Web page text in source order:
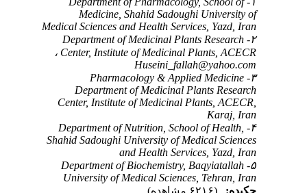
Medicine, Shahid Sadoughi University of
Medical Sciences and Health Services, Yazd, Iran
۲- Department of Medicinal Plants Research
Center, Institute of Medicinal Plants, ACECR ،
Huseini_fallah@yahoo.com
۳- Pharmacology & Applied Medicine
Department of Medicinal Plants Research
Center, Institute of Medicinal Plants, ACECR,
Karaj, Iran
۴- Department of Nutrition, School of Health,
Shahid Sadoughi University of Medical Sciences
and Health Services, Yazd, Iran
۵- Department of Biochemistry, Baqyiatallah
University of Medical Sciences, Tehran, Iran
چکیده:
(۶۲۱۶ مشاهده)